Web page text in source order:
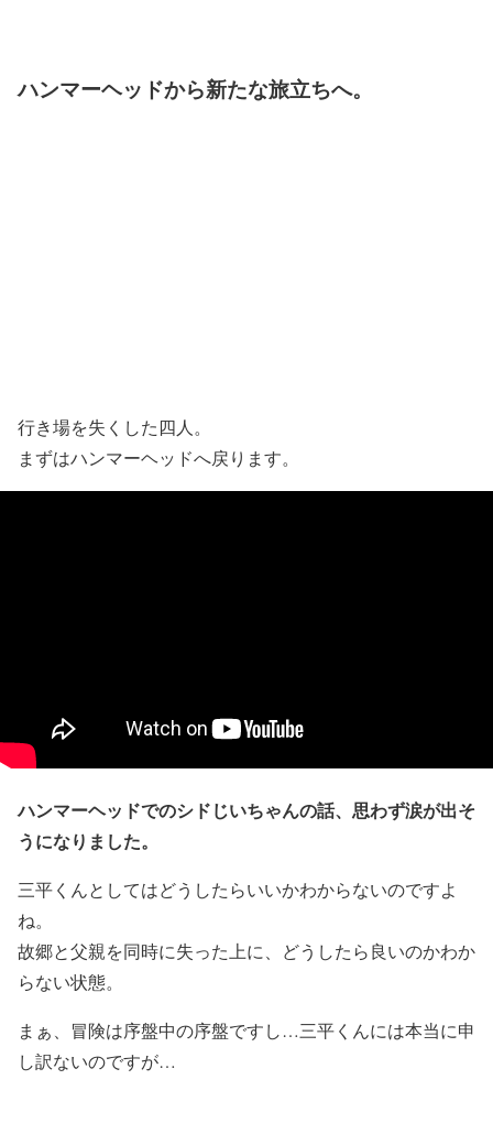
ハンマーヘッドから新たな旅立ちへ。
行き場を失くした四人。
まずはハンマーヘッドへ戻ります。
ハンマーヘッドでのシドじいちゃんの話、思わず涙が出そ
うになりました。
三平くんとしてはどうしたらいいかわからないのですよ
ね。
故郷と父親を同時に失った上に、どうしたら良いのかわか
らない状態。
まぁ、冒険は序盤中の序盤ですし…三平くんには本当に申
し訳ないのですが…